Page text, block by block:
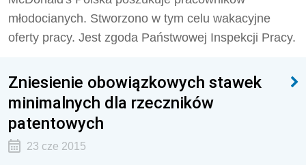
młodocianych. Stworzono w tym celu wakacyjne
oferty pracy. Jest zgoda Państwowej Inspekcji Pracy.
Zniesienie obowiązkowych stawek
minimalnych dla rzeczników
patentowych
23 cze 2015